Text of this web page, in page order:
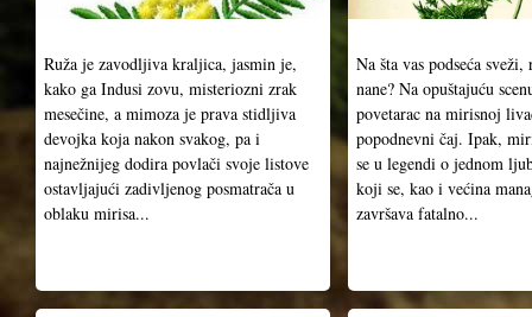
Ruža je zavodljiva kraljica, jasmin je,
kako ga Indusi zovu, misteriozni zrak
mesečine, a mimoza je prava stidljiva
devojka koja nakon svakog, pa i
najnežnijeg dodira povlači svoje listove
ostavljajući zadivljenog posmatrača u
oblaku mirisa...
Na šta vas podseća
nane? Na opuštajuću
povetarac na mirisnoj
popodnevni čaj. Ipak,
se u legendi o jednom
koji se, kao i većina
završava fatalno...